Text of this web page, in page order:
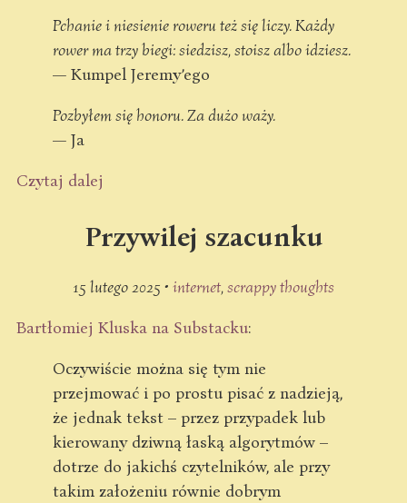
Pchanie i niesienie roweru też się liczy. Każdy
rower ma trzy biegi: siedzisz, stoisz albo idziesz.
— Kumpel Jeremy’ego
Pozbyłem się honoru. Za dużo waży.
— Ja
Czytaj dalej
Przywilej szacunku
15 lutego 2025 • internet scrappy thoughts
Bartłomiej Kluska na Substacku:
Oczywiście można się tym nie
przejmować i po prostu pisać z nadzieją,
że jednak tekst – przez przypadek lub
kierowany dziwną łaską algorytmów –
dotrze do jakichś czytelników, ale przy
takim założeniu równie dobrym